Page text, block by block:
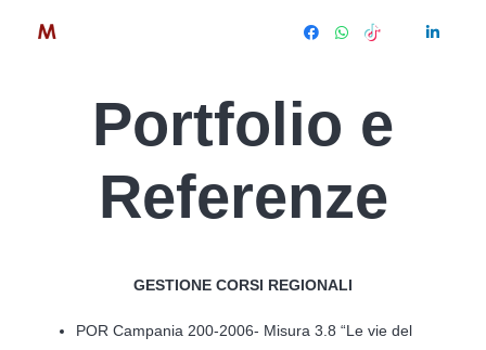
Portfolio e
Referenze
GESTIONE CORSI REGIONALI
POR Campania 200-2006- Misura 3.8 “Le vie del